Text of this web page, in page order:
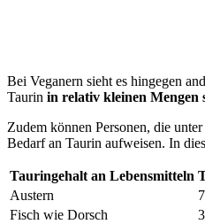
Bei Veganern sieht es hingegen
Taurin in relativ kleinen Mengen
Zudem können Personen, die
Bedarf an Taurin aufweisen. In
Tauringehalt an Lebensmitteln
Austern
Fisch wie Dorsch